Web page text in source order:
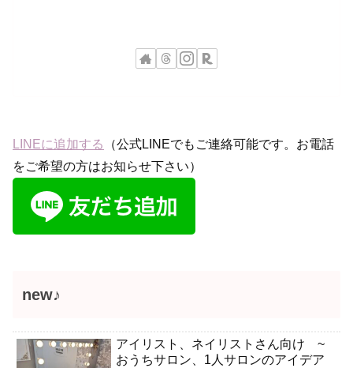
LINEに追加する
（公式LINEでもご連絡可能です。お電話
をご希望の方はお知らせ下さい）
new♪
アイリスト、ネイリストさん向け ~
おうちサロン、1人サロンのアイデア